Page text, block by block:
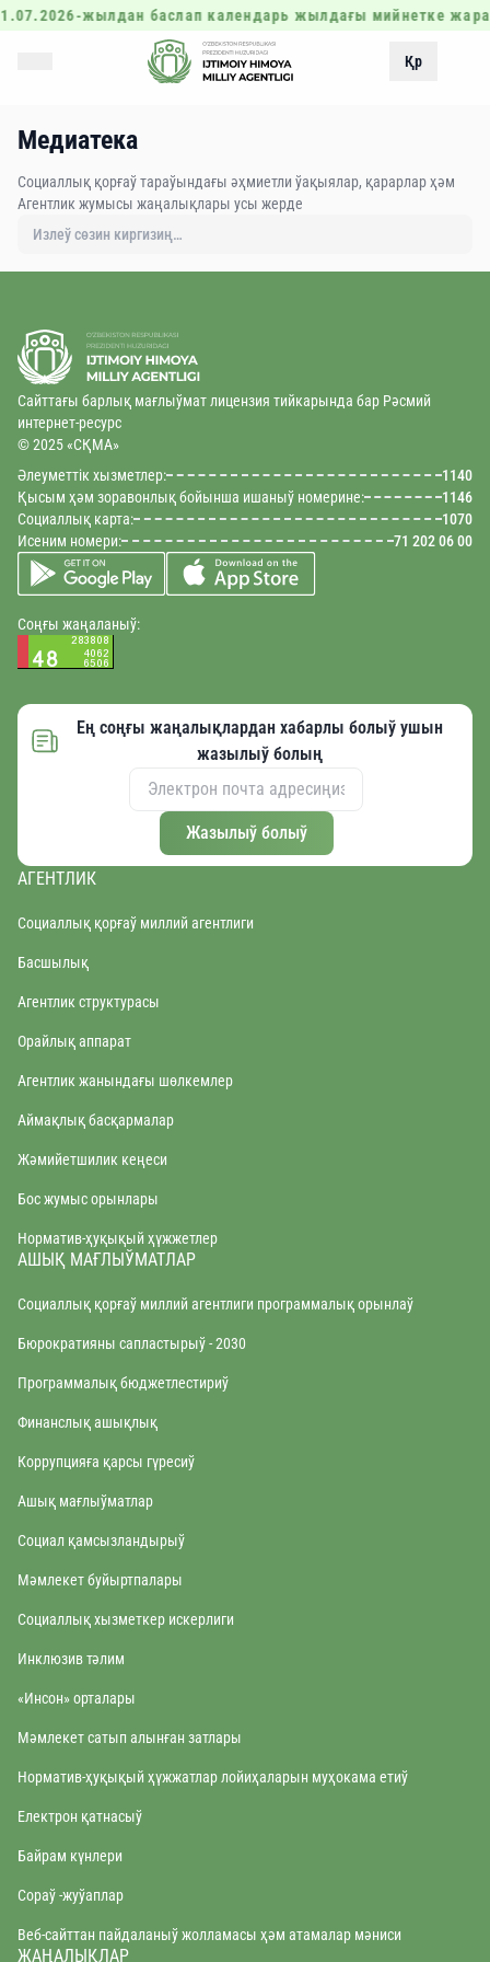
жылдан баслап календарь жылдағы мийнетке
Қр
Медиатека
Социаллық қорғаў тараўындағы әҳмиетли ўақыялар, қарарлар ҳәм
Агентлик жумысы жаңалықлары усы жерде
Сайттағы барлық мағлыўмат лицензия тийкарында бар Рәсмий
интернет-ресурс
© 2025 «CҚMA»
Әлеуметтік хызметлер:
1140
Қысым ҳәм зоравонлық бойынша ишаныў номерине:
1146
Социаллық карта:
1070
Исеним номери:
71 202 06 00
Соңғы жаңаланыў:
Ең соңғы жаңалықлардан хабарлы болыў ушын
жазылыў болың
Жазылыў болыў
АГЕНТЛИК
Социаллық қорғаў миллий агентлиги
Басшылық
Агентлик структурасы
Орайлық аппарат
Агентлик жанындағы шөлкемлер
Аймақлық басқармалар
Жəмийетшилик кеңеси
Бос жумыс орынлары
Норматив-ҳуқықый ҳүжжетлер
АШЫҚ МАҒЛЫЎМАТЛАР
Социаллық қорғаў миллий агентлиги программалық орынлаў
Бюрократияны сапластырыў - 2030
Программалық бюджетлестириў
Финанслық ашықлық
Коррупцияға қарсы гүресиў
Ашық мағлыўматлар
Социал қамсызландырыў
Мәмлекет буйыртпалары
Социаллық хызметкер искерлиги
Инклюзив тәлим
«Инсон» орталары
Мəмлекет сатып алынған затлары
Норматив-ҳуқықый ҳүжжатлар лойиҳаларын муҳокама етиў
Електрон қатнасыў
Байрам күнлери
Сораў -жуўаплар
Веб-сайттан пайдаланыў жолламасы ҳəм атамалар мəниси
ЖАҢАЛЫҚЛАР